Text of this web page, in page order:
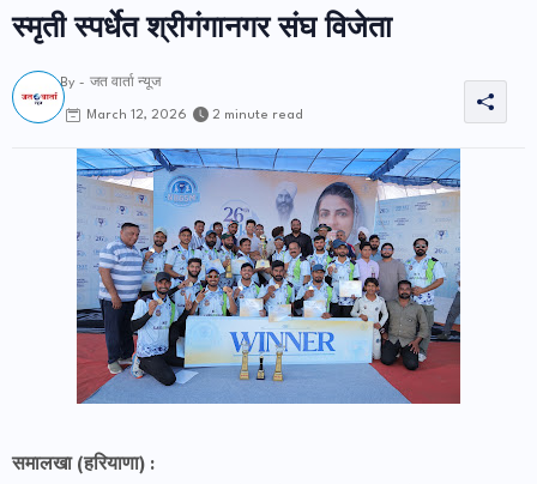
स्मृती स्पर्धेत श्रीगंगानगर संघ विजेता
By - जत वार्ता न्यूज
March 12, 2026 2 minute read
समालखा (हरियाणा) :